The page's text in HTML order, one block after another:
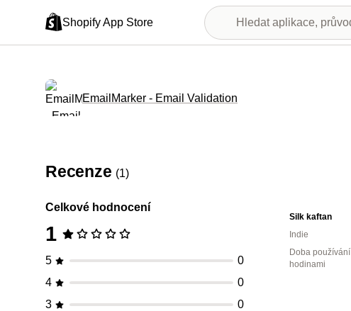
Shopify App Store
EmailMarker ‑ Email Validation
Recenze (1)
Celkové hodnocení
1
5
0
4
0
3
0
Silk kaftan
Indie
Doba
hodinami